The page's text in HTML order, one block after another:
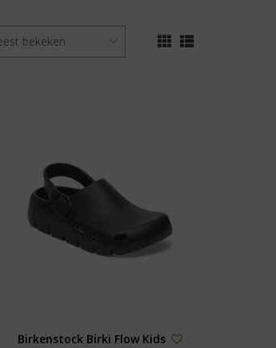
Birkenstock Birki Flow Kids